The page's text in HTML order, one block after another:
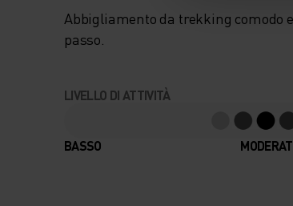
Abbigliamento da trekking comodo
passo.
LIVELLO DI ATTIVITÀ
BASSO